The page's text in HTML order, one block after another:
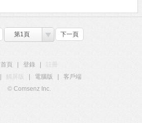
第1頁 下一頁
首頁 登錄
觸屏版 電腦版
客戶端
© Comsenz Inc.